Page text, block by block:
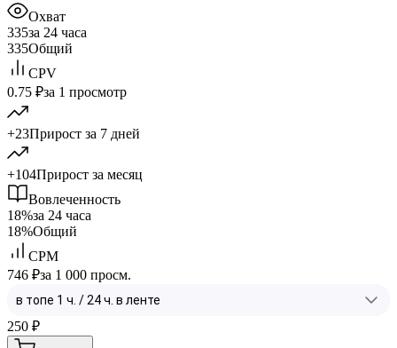
Охват
335за 24 часа
335Общий
CPV
0.75 ₽за 1 просмотр
+23Прирост за 7 дней
+104Прирост за месяц
Вовлеченность
18%за 24 часа
18%Общий
CPM
746 ₽за 1 000 просм.
250 ₽